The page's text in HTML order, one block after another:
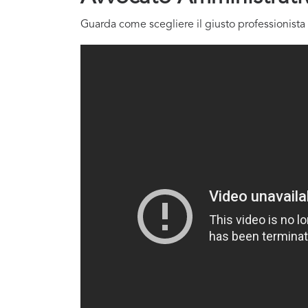
Guarda come scegliere il giusto professionista